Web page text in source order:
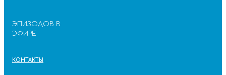
ЭПИЗОДОВ В
ЭФИРЕ
КОНТАКТЫ